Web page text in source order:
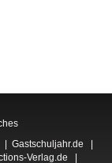
Gastschuljahr.de
Verlag.de